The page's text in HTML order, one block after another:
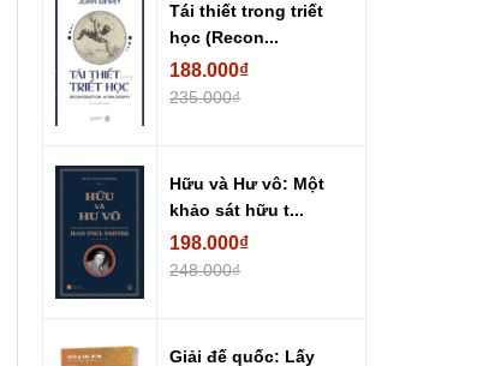
Tái thiết trong triết
học (Recon...
188.000₫
235.000₫
Hữu và Hư vô: Một
khảo sát hữu t...
198.000₫
248.000₫
Giải đế quốc: Lấy